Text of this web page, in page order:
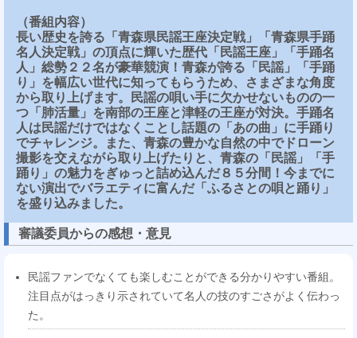
（番組内容）
長い歴史を誇る「青森県民謡王座決定戦」「青森県手踊
名人決定戦」の頂点に輝いた歴代「民謡王座」「手踊名
人」総勢２２名が豪華競演！青森が誇る「民謡」「手踊
り」を幅広い世代に知ってもらうため、さまざまな角度
から取り上げます。民謡の唄い手に欠かせないものの一
つ「肺活量」を南部の王座と津軽の王座が対決。手踊名
人は民謡だけではなくことし話題の「あの曲」に手踊り
でチャレンジ。また、青森の豊かな自然の中でドローン
撮影を交えながら取り上げたりと、青森の「民謡」「手
踊り」の魅力をぎゅっと詰め込んだ８５分間！今までに
ない演出でバラエティに富んだ「ふるさとの唄と踊り」
を盛り込みました。
審議委員からの感想・意見
民謡ファンでなくても楽しむことができる分かりやすい番組。
注目点がはっきり示されていて名人の技のすごさがよく伝わっ
た。